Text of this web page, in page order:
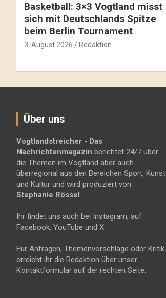
Basketball: 3×3 Vogtland misst
sich mit Deutschlands Spitze
beim Berlin Tournament
3. August 2026 Redaktion
Über uns
Vogtlandstreicher - Das
Nachrichtenmagazin berichtet 24/7 über
die Themen im Vogtland aber auch
überregional aus den Bereichen Sport, Kunst
und Kultur und wird produziert von
Stephanie Rössel .
Ihr findet uns auch bei Instagram, auf
Facebook, YouTube und X.
Für Anfragen, Themenvorschläge oder Kritik
erreicht ihr die Redaktion über unser
Kontaktformular auf der rechten Seite.